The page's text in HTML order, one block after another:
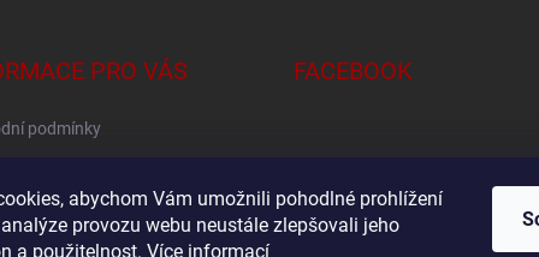
abychom Vám umožnili pohodlné prohlížení
provozu webu neustále zlepšovali jeho
a použitelnost. Více informací
PRO VÁS
podmínky
FACEBOOK